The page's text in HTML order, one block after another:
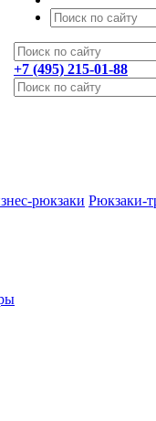
+7 (495) 215-01-88
рюкзаки Рюкзаки-